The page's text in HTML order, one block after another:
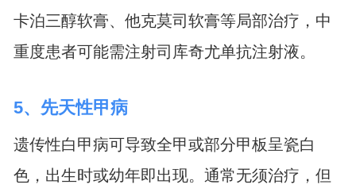
卡泊三醇软膏、他克莫司软膏等局部治疗，中
重度患者可能需注射司库奇尤单抗注射液。
5、先天性甲病
遗传性白甲病可导致全甲或部分甲板呈瓷白
色，出生时或幼年即出现。通常无须治疗，但